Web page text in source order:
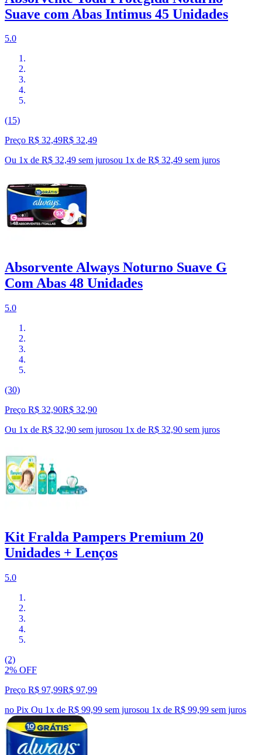
Suave com Abas Intimus 45 Unidades
5.0
(15)
Preço R$ 32,49R$ 32,49
Ou 1x de R$ 32,49 sem jurosou 1x de R$ 32,49 sem juros
Absorvente Always Noturno Suave G
Com Abas 48 Unidades
5.0
(30)
Preço R$ 32,90R$ 32,90
Ou 1x de R$ 32,90 sem jurosou 1x de R$ 32,90 sem juros
Kit Fralda Pampers Premium 20
Unidades + Lenços
5.0
(2)
2% OFF
Preço R$ 97,99R$ 97,99
no Pix Ou 1x de R$ 99,99 sem jurosou 1x de R$ 99,99 sem juros